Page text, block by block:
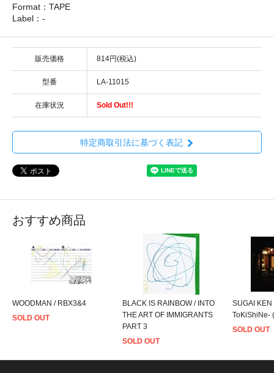
Format：TAPE
Label：-
販売価格 814円(税込)
型番 LA-11015
在庫状況 Sold Out!!!
特定商取引法に基づく表記
おすすめ商品
WOODMAN / RBX3&4
SOLD OUT
BLACK IS RAINBOW / INTO
THE ART OF IMMIGRANTS
PART 3
SOLD OUT
SUGAI KEN
ToKiShiNe-
SOLD OUT